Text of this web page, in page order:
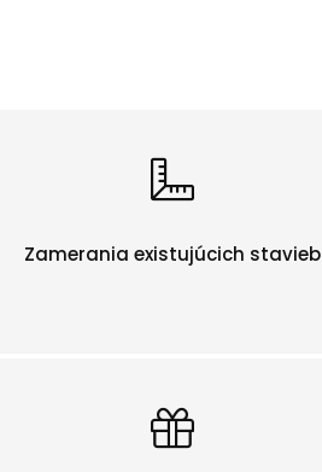
Zamerania existujúcich stavieb